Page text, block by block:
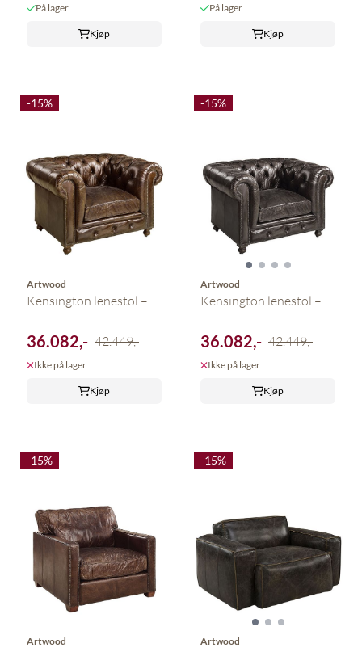
På lager
Kjøp
På lager
Kjøp
-15%
Artwood
Kensington lenestol – ...
36.082,- 42.449,-
Ikke på lager
Kjøp
-15%
Artwood
Kensington lenestol – ...
36.082,- 42.449,-
Ikke på lager
Kjøp
-15%
Artwood
-15%
Artwood